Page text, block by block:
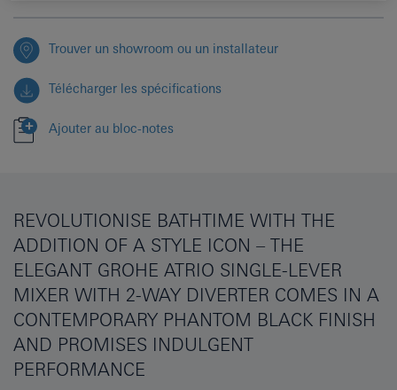
Trouver un showroom ou un installateur
Télécharger les spécifications
Ajouter au bloc-notes
REVOLUTIONISE BATHTIME WITH THE
ADDITION OF A STYLE ICON – THE
ELEGANT GROHE ATRIO SINGLE-LEVER
MIXER WITH 2-WAY DIVERTER COMES IN A
CONTEMPORARY PHANTOM BLACK FINISH
AND PROMISES INDULGENT
PERFORMANCE